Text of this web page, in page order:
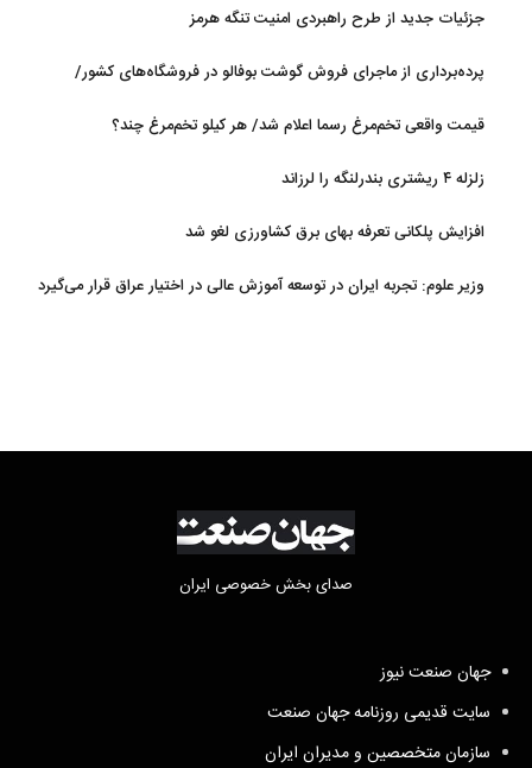
جزئیات جدید از طرح راهبردی امنیت تنگه هرمز
پرده‌برداری از ماجرای فروش گوشت بوفالو در فروشگاه‌های کشور/
گوشت بوفالو از کجا وارد می‌شود؟/ هر کیلو بوفالو با چه قیمتی به فروش
قیمت واقعی تخم‌مرغ رسما اعلام شد/ هر کیلو تخم‌مرغ چند؟
زلزله ۴ ریشتری بندرلنگه را لرزاند
افزایش پلکانی تعرفه بهای برق کشاورزی لغو شد
وزیر علوم: تجربه ایران در توسعه آموزش عالی در اختیار عراق قرار می‌گیرد
صدای بخش خصوصی ایران
جهان صنعت نیوز
سایت قدیمی روزنامه جهان صنعت
سازمان متخصصین و مدیران ایران